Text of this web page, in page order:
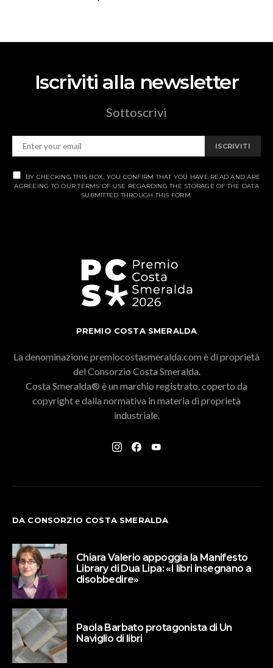
Iscriviti alla newsletter
Sottoscrivi
ISCRIVITI
BY CHECKING THIS BOX, YOU CONFIRM THAT YOU HAVE READ AND ARE
AGREEING TO OUR TERMS OF USE REGARDING THE STORAGE OF THE DATA
SUBMITTED THROUGH THIS FORM.
PREMIO COSTA SMERALDA
La denominazione premiocostasmeralda.com è di proprietà
del Consorzio Costa Smeralda.
Costa Smeralda® è un marchio registrato, coperto da
copyright e dalla normativa in materia di proprietà
industriale.
DA CONSORZIO COSTA SMERALDA
Chiara Valerio appoggia la Manifesto
Library di Dua Lipa: «I libri insegnano a
disobbedire»
Paola Barbato protagonista di Un
Naviglio di libri